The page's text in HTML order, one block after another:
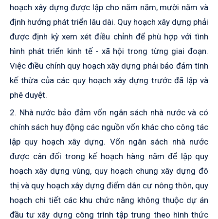
hoạch xây dựng được lập cho năm năm, mười năm và
định hướng phát triển lâu dài. Quy hoạch xây dựng phải
được định kỳ xem xét điều chỉnh để phù hợp với tình
hình phát triển kinh tế - xã hội trong từng giai đoạn.
Việc điều chỉnh quy hoạch xây dựng phải bảo đảm tính
kế thừa của các quy hoạch xây dựng trước đã lập và
phê duyệt.
2. Nhà nước bảo đảm vốn ngân sách nhà nước và có
chính sách huy động các nguồn vốn khác cho công tác
lập quy hoạch xây dựng. Vốn ngân sách nhà nước
được cân đối trong kế hoạch hàng năm để lập quy
hoạch xây dựng vùng, quy hoạch chung xây dựng đô
thị và quy hoạch xây dựng điểm dân cư nông thôn, quy
hoạch chi tiết các khu chức năng không thuộc dự án
đầu tư xây dựng công trình tập trung theo hình thức